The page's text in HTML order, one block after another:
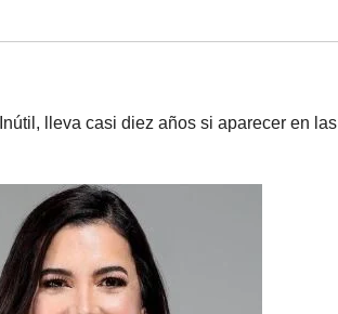
lleva casi diez años si aparecer en las